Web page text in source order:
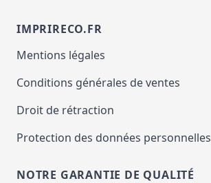
IMPRIRECO.FR
Mentions légales
Conditions générales de ventes
Droit de rétraction
Protection des données personnelles
NOTRE GARANTIE DE QUALITÉ